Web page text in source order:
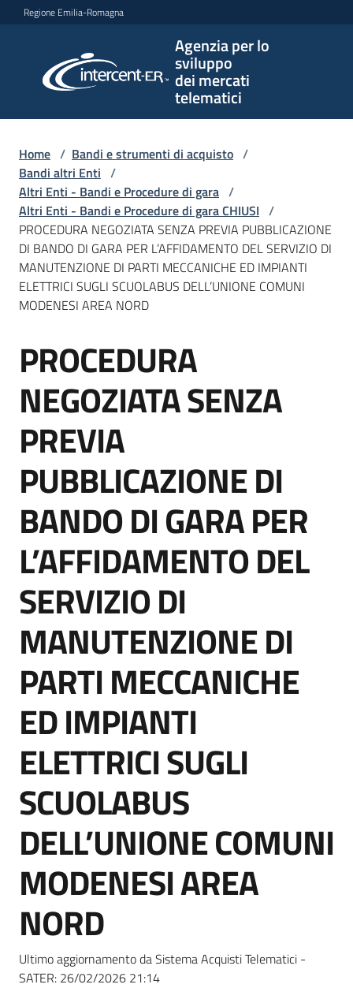
Vai al contenuto
Vai alla navigazione
Vai al footer
Regione Emilia-Romagna
Agenzia per lo
sviluppo
dei mercati
telematici
per lo
sviluppo
telematici
L'Agenzia
Bandi
e
di
acquisto
Supporto
Piattaforme
telematiche
English
site
Seguici
su
Home / Bandi e strumenti di acquisto /
Bandi altri Enti /
Altri Enti - Bandi e Procedure di gara /
Altri Enti - Bandi e Procedure di gara CHIUSI /
PROCEDURA NEGOZIATA SENZA PREVIA PUBBLICAZIONE
DI BANDO DI GARA PER L’AFFIDAMENTO DEL SERVIZIO DI
MANUTENZIONE DI PARTI MECCANICHE ED IMPIANTI
ELETTRICI SUGLI SCUOLABUS DELL’UNIONE COMUNI
MODENESI AREA NORD
Salta al contenuto
PROCEDURA
NEGOZIATA SENZA
PREVIA
PUBBLICAZIONE DI
BANDO DI GARA PER
L’AFFIDAMENTO DEL
SERVIZIO DI
MANUTENZIONE DI
PARTI MECCANICHE
ED IMPIANTI
ELETTRICI SUGLI
SCUOLABUS
DELL’UNIONE COMUNI
MODENESI AREA
NORD
Ultimo aggiornamento da Sistema Acquisti Telematici -
SATER: 26/02/2026 21:14